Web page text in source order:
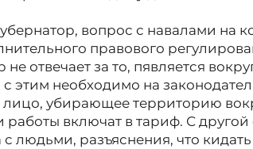
вопрос с навалами на
правового
отвечает за то, пявляется
этим необходимо на
лицо, убирающее территорию
включат в тариф. С другой
с людьми, разъяснения, что